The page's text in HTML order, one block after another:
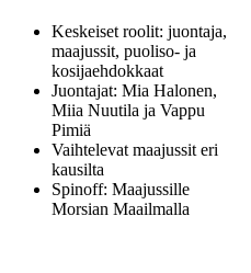
Keskeiset roolit: juontaja,
maajussit, puoliso- ja
kosijaehdokkaat
Juontajat: Mia Halonen,
Miia Nuutila ja Vappu
Pimiä
Vaihtelevat maajussit eri
kausilta
Spinoff: Maajussille
Morsian Maailmalla